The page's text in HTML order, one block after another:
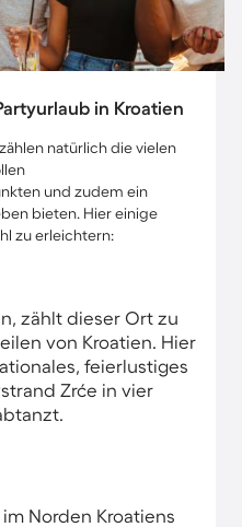
in Kroatien
natürlich die vielen
und zudem ein
bieten. Hier einige
zu erleichtern:
zählt dieser Ort zu
von Kroatien. Hier
feierlustiges
Zrće in vier
Norden Kroatiens